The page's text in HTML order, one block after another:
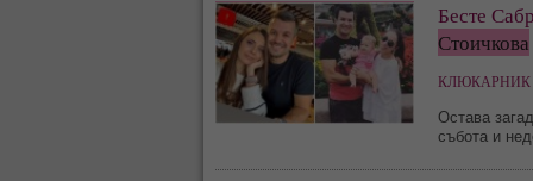
Бесте
Стоичкова
КЛЮКАРНИК
Остава
събота и